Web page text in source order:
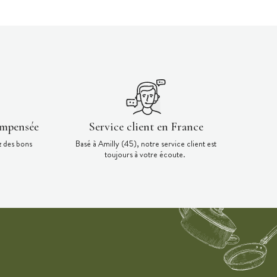
des bons
Service client en France
Basé à Amilly (45), notre service client est
toujours à votre écoute.